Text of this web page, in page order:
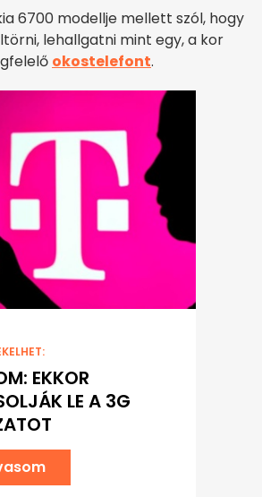
6700 modellje mellett szól, hogy
lehallgatni mint egy, a kor
okostelefont.
EKKOR
LE A 3G